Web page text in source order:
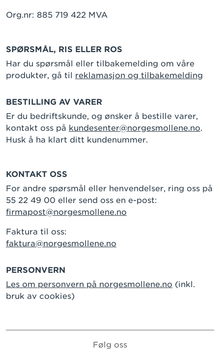
Org.nr: 885 719 422 MVA
SPØRSMÅL, RIS ELLER ROS
Har du spørsmål eller tilbakemelding om våre
produkter, gå til reklamasjon og tilbakemelding
BESTILLING AV VARER
Er du bedriftskunde, og ønsker å bestille varer,
kontakt oss på kundesenter@norgesmollene.no.
Husk å ha klart ditt kundenummer.
KONTAKT OSS
For andre spørsmål eller henvendelser, ring oss på
55 22 49 00 eller send oss en e-post:
firmapost@norgesmollene.no
Faktura til oss:
faktura@norgesmollene.no
PERSONVERN
Les om personvern på norgesmollene.no (inkl.
bruk av cookies)
Følg oss